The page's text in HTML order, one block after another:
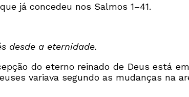
já concedeu nos Salmos 1–41.
desde a eternidade.
do eterno reinado de Deus está
variava segundo as mudanças na